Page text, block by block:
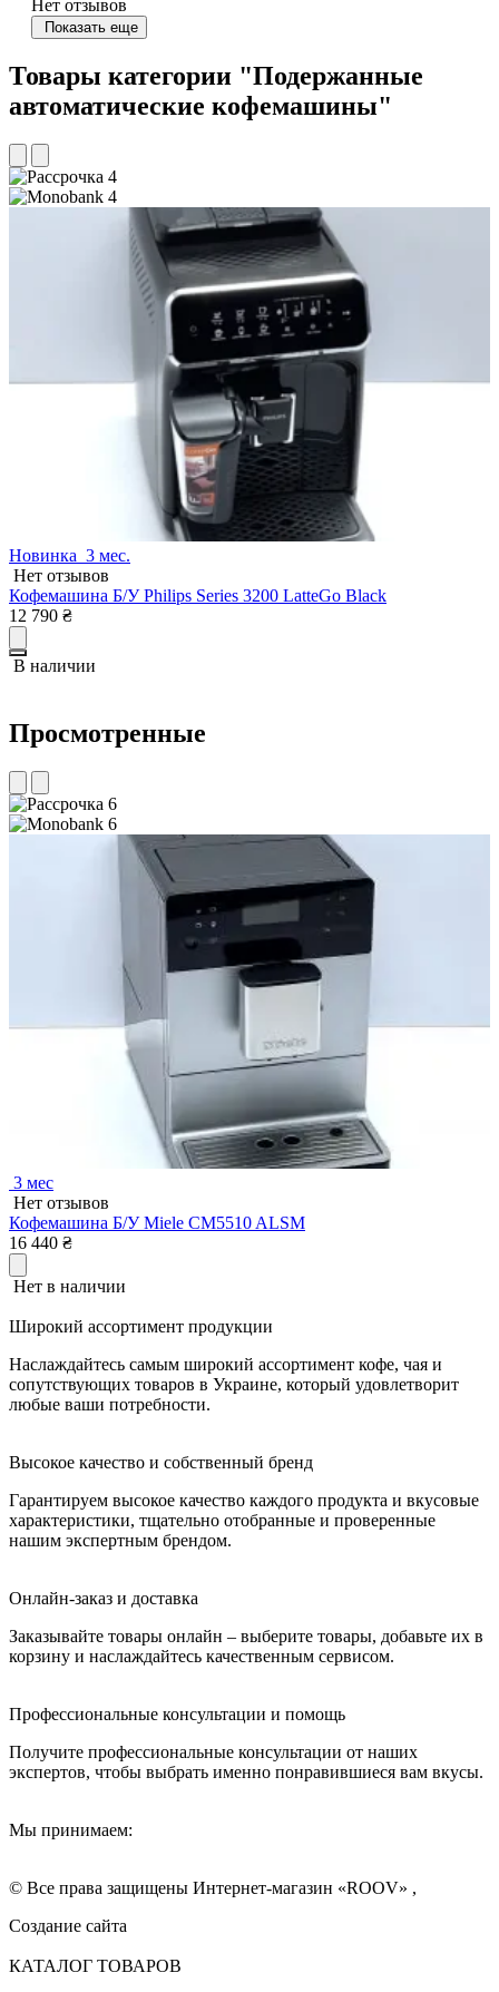
Нет отзывов
Показать еще
Товары категории "Подержанные
автоматические кофемашины"
4
4
Новинка 3 мес.
Нет отзывов
Кофемашина Б/У Philips Series 3200 LatteGo Black
12 790 ₴
В наличии
Просмотренные
6
6
3 мес
Нет отзывов
Кофемашина Б/У Miele CM5510 ALSM
16 440 ₴
Нет в наличии
Широкий ассортимент продукции
Наслаждайтесь самым широкий ассортимент кофе, чая и
сопутствующих товаров в Украине, который удовлетворит
любые ваши потребности.
Высокое качество и собственный бренд
Гарантируем высокое качество каждого продукта и вкусовые
характеристики, тщательно отобранные и проверенные
нашим экспертным брендом.
Онлайн-заказ и доставка
Заказывайте товары онлайн – выберите товары, добавьте их в
корзину и наслаждайтесь качественным сервисом.
Профессиональные консультации и помощь
Получите профессиональные консультации от наших
экспертов, чтобы выбрать именно понравившиеся вам вкусы.
Мы принимаем:
© Все права защищены Интернет-магазин «ROOV» ,
Создание сайта
КАТАЛОГ ТОВАРОВ